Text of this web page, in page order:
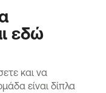
εδώ
και να
είναι δίπλα